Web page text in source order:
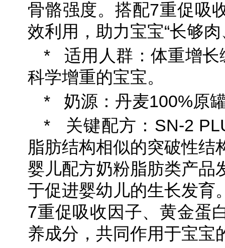
骨骼强度。搭配7重促吸
效利用，助力宝宝“长够
* 适用人群：体重增长
科学增重的宝宝。
* 奶源：丹麦100%原
* 关键配方：SN-2
脂肪结构相似的突破性结
婴儿配方奶粉脂肪类产品
于促进婴幼儿的生长发育
7重促吸收因子、黄金蛋
养成分，共同作用于宝宝